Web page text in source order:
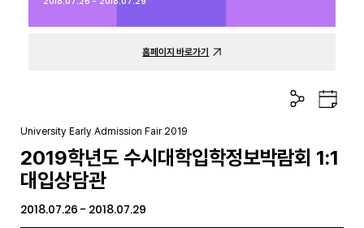
홈페이지 바로가기
공
유
구
글
더
University Early Admission Fair 2019
2019학년도 수시대학입학정보박람회 1:1
대입상담관
2018.07.26 - 2018.07.29